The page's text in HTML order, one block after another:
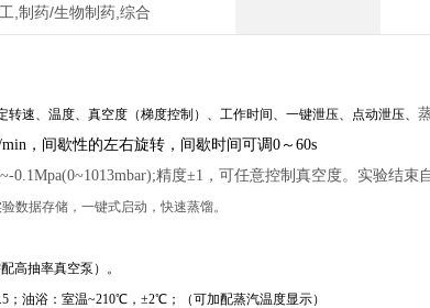
,制药/生物制药,综合
转速、温度、真空度（梯度控制）、工作时间、一键泄压、点动泄压、
，间歇性的左右旋转，间歇时间可调0～60s
0.1Mpa(0~1013mbar);精度±1，可任意控制真空度。实验结
数据存储，一键式启动，快速蒸馏。
高抽率真空泵）。
油浴：室温~210℃，±2℃；（可加配蒸汽温度显示）